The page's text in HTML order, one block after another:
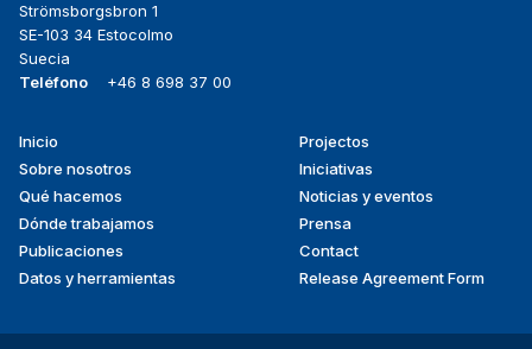
Strömsborgsbron 1
SE-103 34 Estocolmo
Suecia
Teléfono
+46 8 698 37 00
Footer
menu
Inicio
Sobre nosotros
Qué hacemos
Dónde trabajamos
Publicaciones
Datos y herramientas
Projectos
Iniciativas
Noticias y eventos
Prensa
Contact
Release Agreement Form